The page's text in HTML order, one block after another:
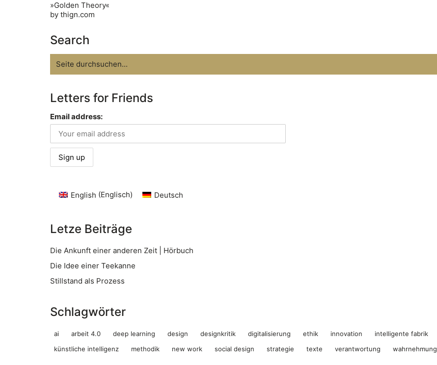
»Golden Theory«
by thign.com
Search
for:
Letters for Friends
Email address:
English (Englisch) Deutsch
Letze Beiträge
Die Ankunft einer anderen Zeit | Hörbuch
Die Idee einer Teekanne
Stillstand als Prozess
Schlagwörter
ai arbeit 4.0 deep learning design designkritik digitalisierung ethik innovation intelligente fabrik
künstliche intelligenz
methodik new work social design strategie texte verantwortung wahrnehmung